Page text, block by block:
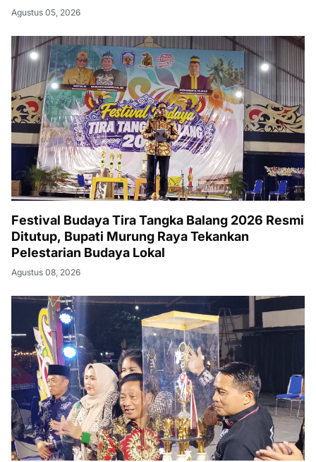
Agustus 05, 2026
Festival Budaya Tira Tangka Balang 2026 Resmi
Ditutup, Bupati Murung Raya Tekankan
Pelestarian Budaya Lokal
Agustus 08, 2026